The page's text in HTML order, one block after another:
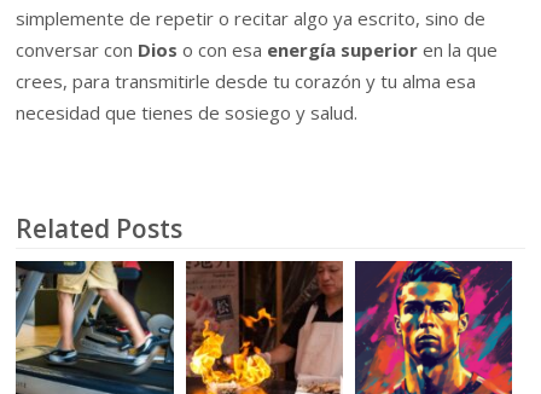
simplemente de repetir o recitar algo ya escrito, sino de
conversar con Dios o con esa energía superior en la que
crees, para transmitirle desde tu corazón y tu alma esa
necesidad que tienes de sosiego y salud.
Related Posts